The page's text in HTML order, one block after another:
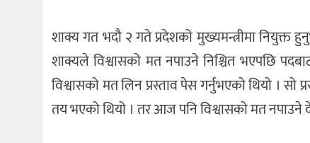
शाक्य गत भदौ २ गते प्रदेशको मुख्यमन्त्रीमा नियुक्त
शाक्यले विश्वासको मत नपाउने निश्चित भएपछि
विश्वासको मत लिन प्रस्ताव पेस गर्नुभएको थियो ।
तय भएको थियो । तर आज पनि विश्वासको मत नपाउने